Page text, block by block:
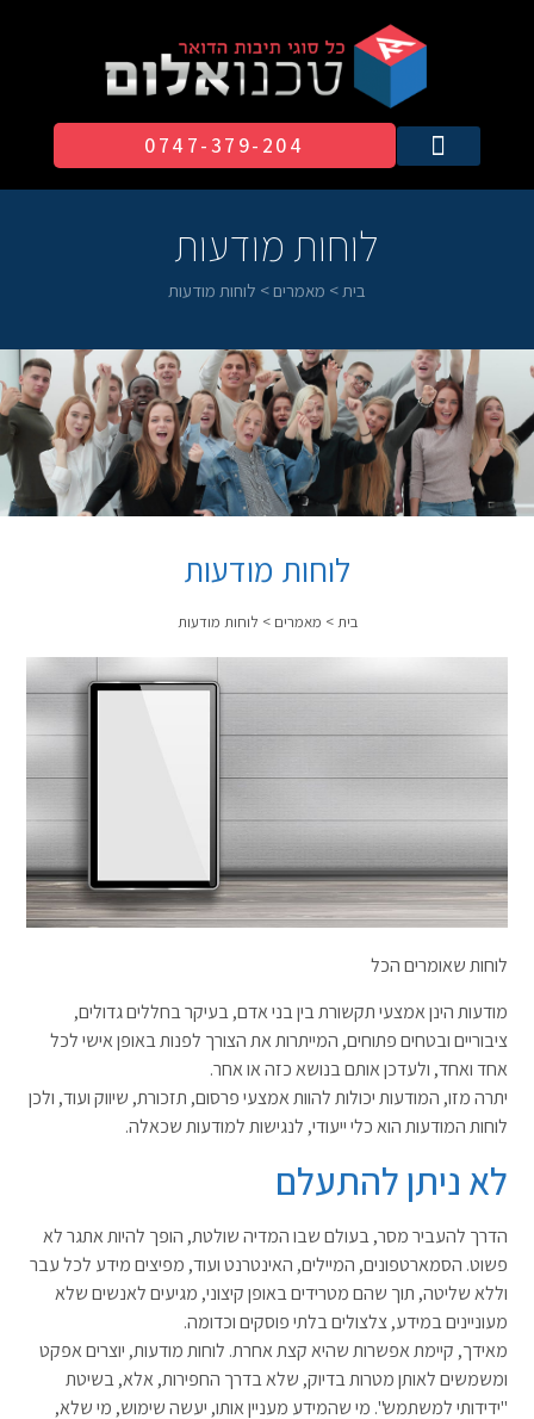
0747-379-204​
לוחות מודעות
בית> מאמרים > לוחות מודעות
לוחות מודעות
בית> מאמרים > לוחות מודעות
לוחות שאומרים הכל
מודעות הינן אמצעי תקשורת בין בני אדם, בעיקר בחללים גדולים,
ציבוריים ובטחים פתוחים, המייתרות את הצורך לפנות באופן אישי לכל
אחד ואחד, ולעדכן אותם בנושא כזה או אחר.
יתרה מזו, המודעות יכולות להוות אמצעי פרסום, תזכורת, שיווק ועוד, ולכן
לוחות המודעות הוא כלי ייעודי, לנגישות למודעות שכאלה.
לא ניתן להתעלם
הדרך להעביר מסר, בעולם שבו המדיה שולטת, הופך להיות אתגר לא
פשוט. הסמארטפונים, המיילים, האינטרנט ועוד, מפיצים מידע לכל עבר
וללא שליטה, תוך שהם מטרידים באופן קיצוני, מגיעים לאנשים שלא
מעוניינים במידע, צלצולים בלתי פוסקים וכדומה.
מאידך, קיימת אפשרות שהיא קצת אחרת. לוחות מודעות, יוצרים אפקט
ומשמשים לאותן מטרות בדיוק, שלא בדרך החפירות, אלא, בשיטת
"ידידותי למשתמש". מי שהמידע מעניין אותו, יעשה שימוש, מי שלא,